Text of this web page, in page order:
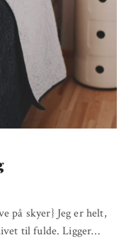
på skyer} Jeg er helt,
til fulde. Ligger…